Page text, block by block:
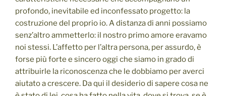
profondo, inevitabile ed inconfessato progetto: la
costruzione del proprio io. A distanza di anni possiamo
senz’altro ammetterlo: il nostro primo amore eravamo
noi stessi. L’affetto per l’altra persona, per assurdo, è
forse più forte e sincero oggi che siamo in grado di
attribuirle la riconoscenza che le dobbiamo per averci
aiutato a crescere. Da qui il desiderio di sapere cosa ne